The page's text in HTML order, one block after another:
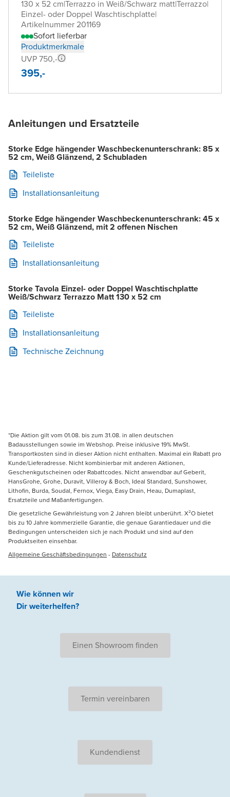
130 x 52 cm|Terrazzo in Weiß/Schwarz matt|Terrazzo|
Einzel- oder Doppel Waschtischplatte|
Artikelnummer 201169
Sofort lieferbar
Produktmerkmale
UVP 750,-
395,-
Anleitungen und Ersatzteile
Storke Edge hängender Waschbeckenunterschrank: 85 x
52 cm, Weiß Glänzend, 2 Schubladen
Teileliste
Installationsanleitung
Storke Edge hängender Waschbeckenunterschrank: 45 x
52 cm, Weiß Glänzend, mit 2 offenen Nischen
Teileliste
Installationsanleitung
Storke Tavola Einzel- oder Doppel Waschtischplatte
Weiß/Schwarz Terrazzo Matt 130 x 52 cm
Teileliste
Installationsanleitung
Technische Zeichnung
*Die Aktion gilt vom 01.08. bis zum 31.08. in allen deutschen
Badausstellungen sowie im Webshop. Preise inklusive 19% MwSt.
Transportkosten sind in dieser Aktion nicht enthalten. Maximal ein Rabatt pro
Kunde/Lieferadresse. Nicht kombinierbar mit anderen Aktionen,
Geschenkgutscheinen oder Rabattcodes. Nicht anwendbar auf Geberit,
HansGrohe, Grohe, Duravit, Villeroy & Boch, Ideal Standard, Sunshower,
Lithofin, Burda, Soudal, Fernox, Viega, Easy Drain, Heau, Dumaplast,
Ersatzteile und Maßanfertigungen.
Die gesetzliche Gewährleistung von 2 Jahren bleibt unberührt. X²O bietet
bis zu 10 Jahre kommerzielle Garantie, die genaue Garantiedauer und die
Bedingungen unterscheiden sich je nach Produkt und sind auf den
Produktseiten einsehbar.
Allgemeine Geschäftsbedingungen - Datenschutz
Wie können wir
Dir weiterhelfen?
Einen Showroom finden
Termin vereinbaren
Kundendienst